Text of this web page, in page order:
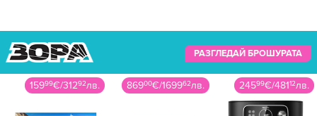
РАЗГЛЕДАЙ БРОШУРАТА
15999€/31292лв. 86900€/169962лв. 24599€/48112лв.